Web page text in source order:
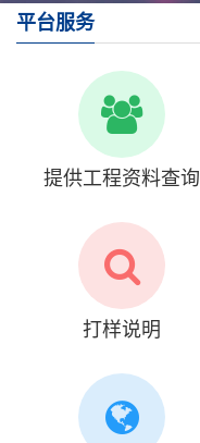
平台服务
提供工程资料查询
打样说明